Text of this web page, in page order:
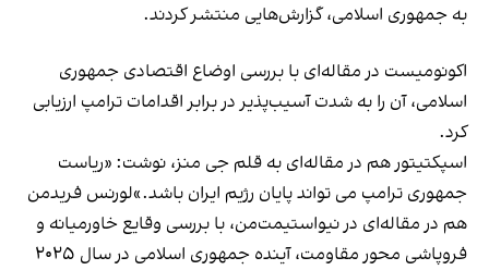
به جمهوری اسلامی، گزارش‌هایی منتشر کردند.
اکونومیست در مقاله‌ای با بررسی اوضاع اقتصادی جمهوری
اسلامی، آن را به شدت آسیب‌پذیر در برابر اقدامات ترامپ ارزیابی
کرد.
اسپکتیتور هم در مقاله‌ای به قلم جی منز، نوشت: «ریاست
جمهوری ترامپ می تواند پایان رژیم ایران باشد.»لورنس فریدمن
هم در مقاله‌ای در نیواستیمت‌من، با بررسی وقایع خاورمیانه و
فروپاشی محور مقاومت، آینده جمهوری اسلامی در سال ۲۰۲۵